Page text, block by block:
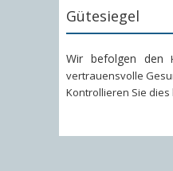
Gütesiegel
Wir befolgen den
vertrauensvolle
Kontrollieren Sie dies